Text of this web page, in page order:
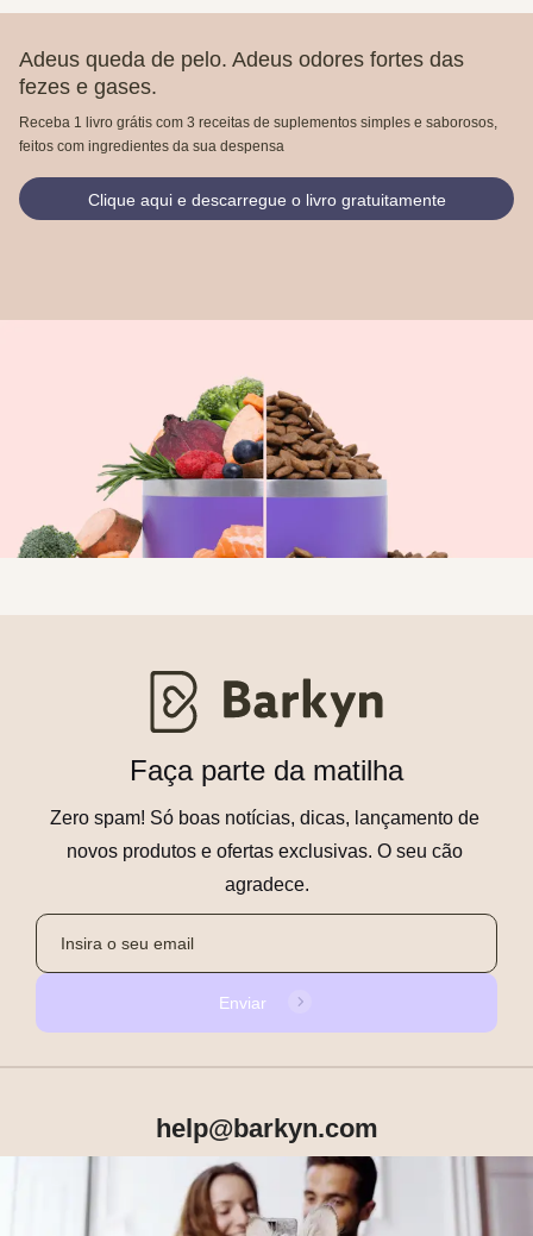
Adeus queda de pelo. Adeus odores fortes das
fezes e gases.
Receba 1 livro grátis com 3 receitas de suplementos simples e saborosos,
feitos com ingredientes da sua despensa
Clique aqui e descarregue o livro gratuitamente
Faça parte da matilha
Zero spam! Só boas notícias, dicas, lançamento de
novos produtos e ofertas exclusivas. O seu cão
agradece.
Enviar
help@barkyn.com